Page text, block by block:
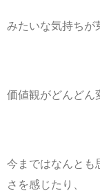
みたいな気持ちが
価値観がどんどん
今まではなんとも
さを感じたり、